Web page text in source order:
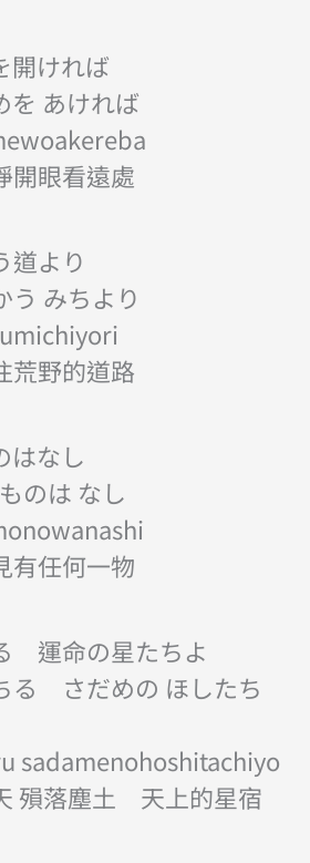
ければ
あければ
眼看遠處
より
みちより
野的道路
はなし
のは なし
任何一物
運命の星たちよ
さだめの ほしたち
sadamenohoshitachiyo
殞落塵土 天上的星宿